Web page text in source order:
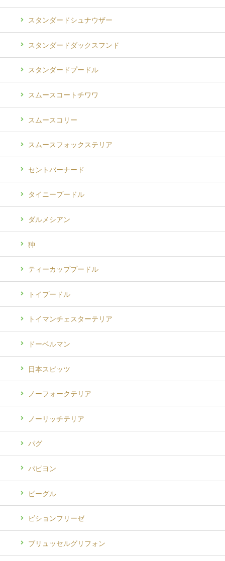
スタンダードシュナウザー
スタンダードダックスフンド
スタンダードプードル
スムースコートチワワ
スムースコリー
スムースフォックステリア
セントバーナード
タイニープードル
ダルメシアン
狆
ティーカッププードル
トイプードル
トイマンチェスターテリア
ドーベルマン
日本スピッツ
ノーフォークテリア
ノーリッチテリア
パグ
パピヨン
ビーグル
ビションフリーゼ
ブリュッセルグリフォン